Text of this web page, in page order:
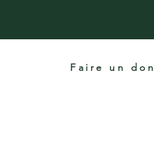
Faire un don